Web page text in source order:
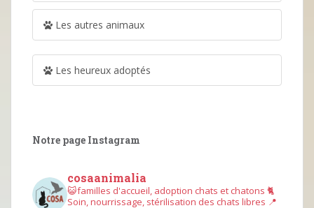
Les autres animaux
Les heureux adoptés
Notre page Instagram
cosaanimalia
😺familles d'accueil, adoption chats et chatons 🐈
Soin, nourrissage, stérilisation des chats libres 📍